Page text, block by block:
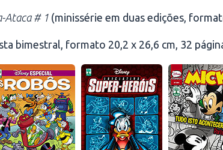
Ataca # 1 (minissérie em duas edições,
bimestral, formato 20,2 x 26,6 cm, 32